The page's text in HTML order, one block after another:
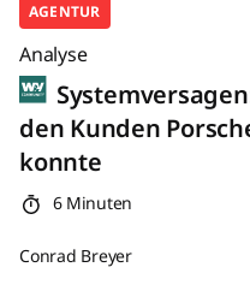
AGENTUR
Analyse
den Kunden
konnte
6 Minuten
Conrad Breyer